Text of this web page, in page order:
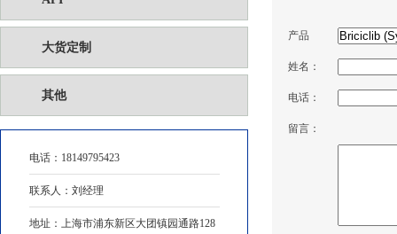
大货定制
其他
电话： 18149795423
联系人：刘经理
地址：上海市浦东新区大团镇园通路128
产品
姓名：
电话：
留言：